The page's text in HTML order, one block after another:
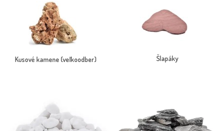
Neviete sa poradiť? Pomôžeme Vám! Prečítajte si našu
blogovú článku"Význam mulčovania - kôra verzus kameň"
(kliknite na tento odkaz)
Kusové kamene (veľkoodber) Šlapáky